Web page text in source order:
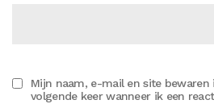
Mijn naam, e-mail en site
volgende keer wanneer ik een